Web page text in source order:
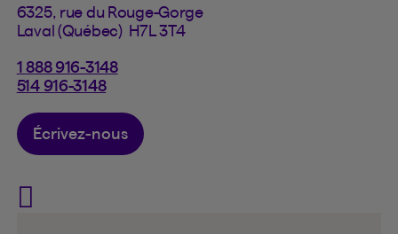
6325, rue du Rouge-Gorge
Laval (Québec) H7L 3T4
1 888 916-3148
514 916-3148
Écrivez-nous
Visit Assurance France